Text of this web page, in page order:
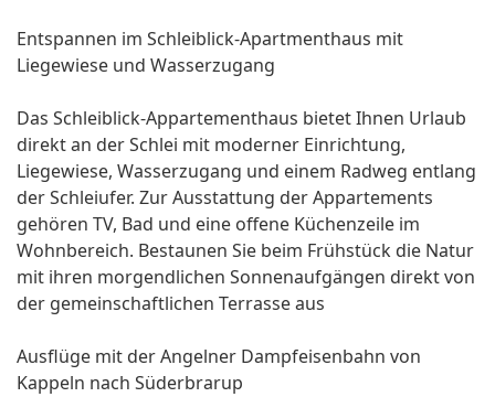
Entspannen im Schleiblick-Apartmenthaus mit
Liegewiese und Wasserzugang
Das Schleiblick-Appartementhaus bietet Ihnen Urlaub
direkt an der Schlei mit moderner Einrichtung,
Liegewiese, Wasserzugang und einem Radweg entlang
der Schleiufer. Zur Ausstattung der Appartements
gehören TV, Bad und eine offene Küchenzeile im
Wohnbereich. Bestaunen Sie beim Frühstück die Natur
mit ihren morgendlichen Sonnenaufgängen direkt von
der gemeinschaftlichen Terrasse aus
Ausflüge mit der Angelner Dampfeisenbahn von
Kappeln nach Süderbrarup